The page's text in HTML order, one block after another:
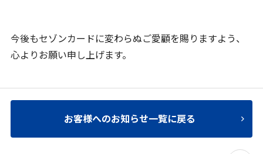
今後もセゾンカードに変わらぬご愛顧を賜りますよう、
心よりお願い申し上げます。
お客様へのお知らせ一覧に戻る